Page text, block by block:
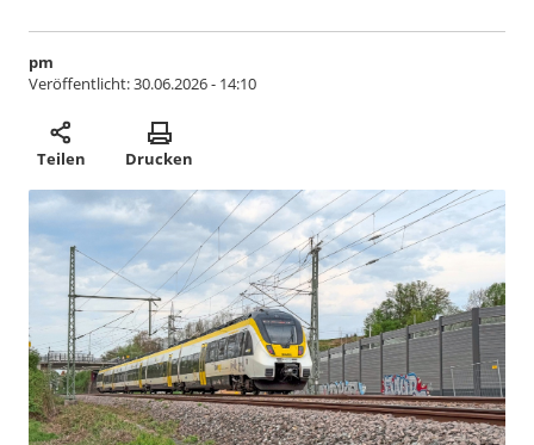
pm
Veröffentlicht:30.06.2026 - 14:10
Teilen Drucken